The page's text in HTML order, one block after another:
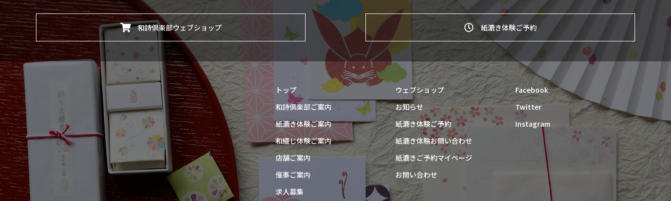
和詩倶楽部ウェブショップ 紙漉き体験ご予約
トップ
和詩倶楽部ご案内
紙漉き体験ご案内
和綴じ体験ご案内
店舗ご案内
催事ご案内
求人募集
ウェブショップ
お知らせ
紙漉き体験ご予約
紙漉き体験お問い合わせ
紙漉きご予約マイページ
お問い合わせ
Facebook
Twitter
Instagram